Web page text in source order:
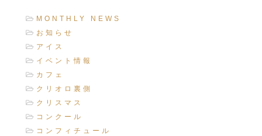
MONTHLY NEWS
お知らせ
アイス
イベント情報
カフェ
クリオロ裏側
クリスマス
コンクール
コンフィチュール